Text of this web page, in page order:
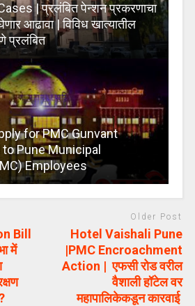
| प्रलंबित पेन्शन प्रकरणाचा
आढावा | विविध खात्यातील
प्रलंबित
for PMC Gunvant
Pune Municipal
Employees
Bill
में
Older Post
Hotel Vaishali Pune
|PMC Encroachment
Action | एफसी रोड वरील
वैशाली हॉटेल वर
महापालिकेकडून कारवाई